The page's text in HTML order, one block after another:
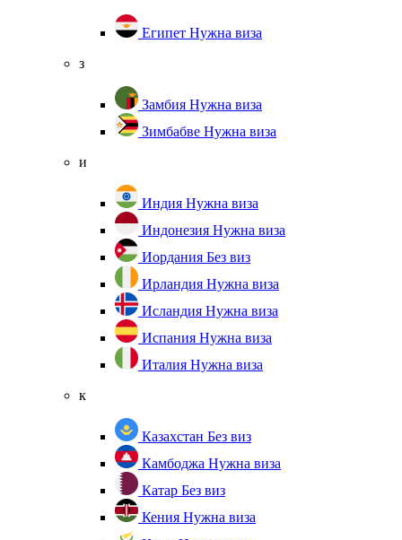
Египет Нужна виза
з
Замбия Нужна виза
Зимбабве Нужна виза
и
Индия Нужна виза
Индонезия Нужна виза
Иордания Без виз
Ирландия Нужна виза
Исландия Нужна виза
Испания Нужна виза
Италия Нужна виза
к
Казахстан Без виз
Камбоджа Нужна виза
Катар Без виз
Кения Нужна виза